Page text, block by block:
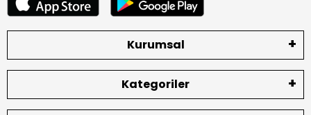
Kurumsal
Kategoriler